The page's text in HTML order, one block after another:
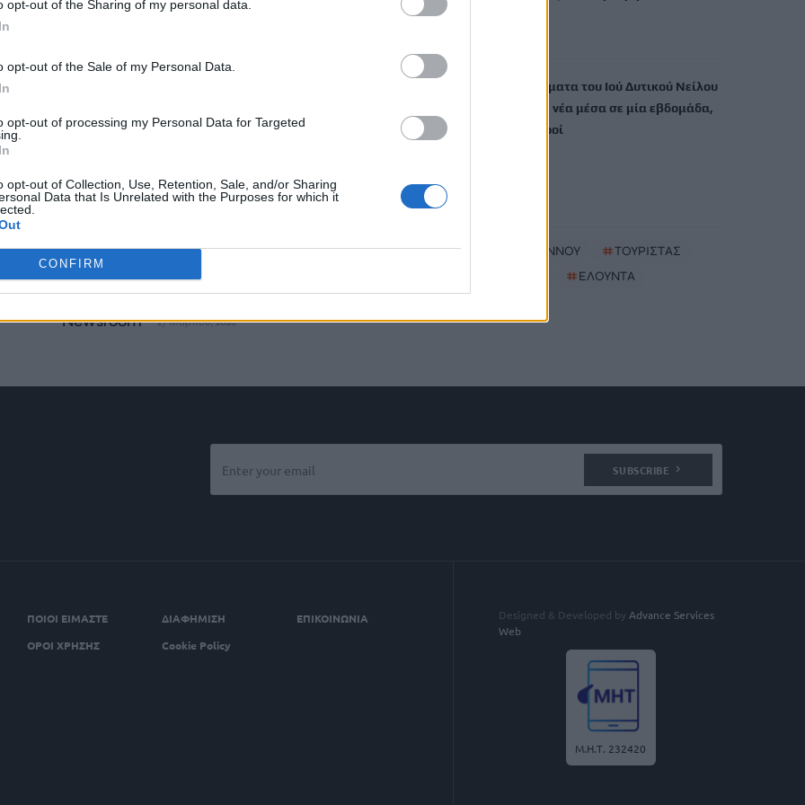
opt-out of the Sharing of my personal data.
opt-out of the Sale of my Personal Data.
opt-out of processing my Personal Data for Targeted
opt-out of Collection, Use, Retention, Sale, and/or Sharing
Data that Is Unrelated with the Purposes for which it
CONFIRM
ΗΡΑΚΛΕΙΟ ΚΡΗΤΗ
Ηρακλείου με εκπροσώπους του
Πανελλήνιου Επιστημονικού Συλλόγου
Την Παρασκευή 27 Μαρτίου 2026, ο Διευθυντής
Πρωτοβάθμιας Εκπαίδευσης Ηρακλείου, κ. Εμμανουήλ
Μπελαδάκης, υποδέχθηκε στο γραφείο του εκπροσώπους…
Newsroom 27 Μαρτίου, 2026
Στα 65 τα κρούσματα του Ιού Δυτικού Νείλου
στην Ελλάδα, 23 νέα μέσα σε μία εβδομάδα,
στους έξι οι νεκροί
ΔΗΜΟΣ ΒΙΑΝΝΟΥ #ΤΟΥΡΙΣΤΑΣ
#ΕΛΟΥΝΤΑ
SUBSCRIBE
ΠΟΙΟΙ ΕΙΜΑΣΤΕ ΔΙΑΦΗΜΙΣΗ
ΕΠΙΚΟΙΝΩΝΙΑ
ΟΡΟΙ ΧΡΗΣΗΣ
Cookie Policy
Designed & Developed by Advance Services
Web
Μ.Η.Τ. 232420